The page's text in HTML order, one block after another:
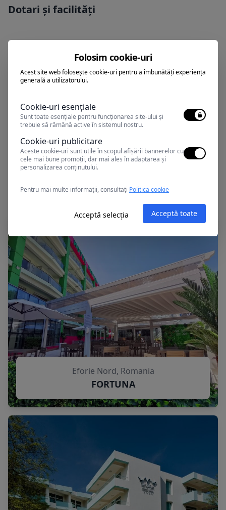
Dotari și facilități
Puteti achita sejurul cu tichete de
vacanta
Alte oferte în Eforie Nord
Eforie Nord, Romania
FORTUNA
Folosim cookie-uri
Acest site web folosește cookie-uri pentru a îmbunătăți experiența
generală a utilizatorului.
Cookie-uri esențiale
Sunt toate esențiale pentru funcționarea site-ului și
trebuie să rămână active în sistemul nostru.
Cookie-uri publicitare
Aceste cookie-uri sunt utile în scopul afișării bannerelor cu
cele mai bune promoții, dar mai ales în adaptarea și
personalizarea conținutului.
Pentru mai multe informații, consultați Politica cookie
Acceptă selecția Acceptă toate